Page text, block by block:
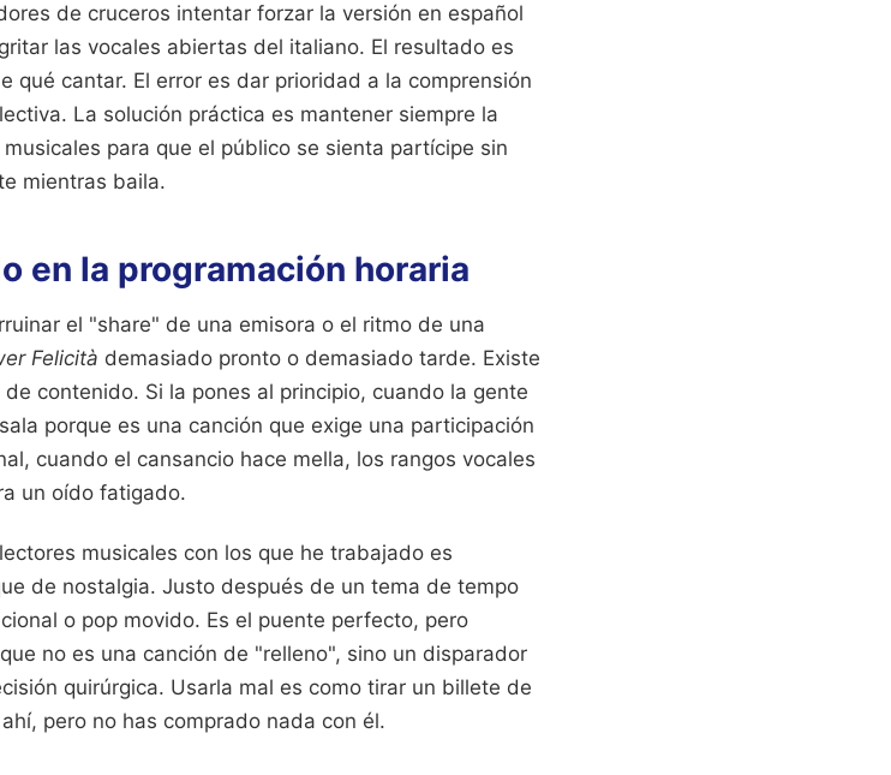
de cruceros intentar forzar la versión en español
las vocales abiertas del italiano. El resultado es
qué cantar. El error es dar prioridad a la comprensión
La solución práctica es mantener siempre la
para que el público se sienta partícipe sin
mientras baila.
en la programación horaria
el "share" de una emisora o el ritmo de una
Felicità demasiado pronto o demasiado tarde. Existe
contenido. Si la pones al principio, cuando la gente
porque es una canción que exige una participación
cuando el cansancio hace mella, los rangos vocales
un oído fatigado.
musicales con los que he trabajado es
de nostalgia. Justo después de un tema de tempo
o pop movido. Es el puente perfecto, pero
no es una canción de "relleno", sino un disparador
quirúrgica. Usarla mal es como tirar un billete de
pero no has comprado nada con él.